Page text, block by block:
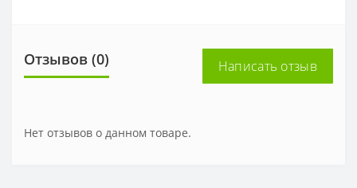
Отзывов (0) Написать отзыв
Нет отзывов о данном товаре.